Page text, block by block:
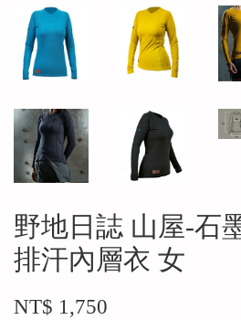
野地日誌 山屋-石
排汗內層衣 女
NT$ 1,750